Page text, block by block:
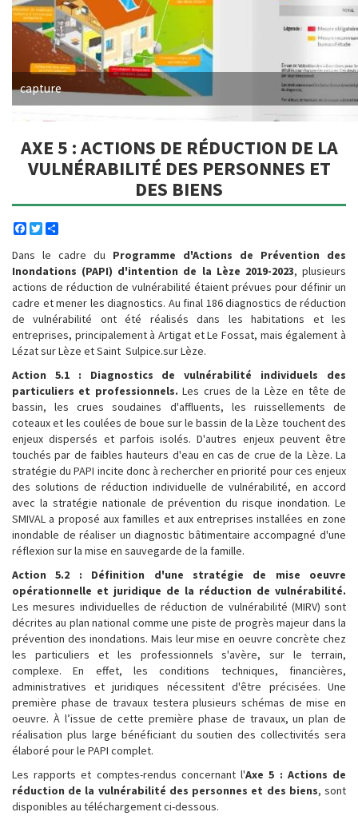
capture
AXE 5 : ACTIONS DE RÉDUCTION DE LA
VULNÉRABILITÉ DES PERSONNES ET
DES BIENS
Facebook
Twitter
Dans le cadre du Programme d'Actions de Prévention des
Inondations (PAPI) d'intention de la Lèze 2019-2023, plusieurs
actions de réduction de vulnérabilité étaient prévues pour définir un
cadre et mener les diagnostics. Au final 186 diagnostics de réduction
de vulnérabilité ont été réalisés dans les habitations et les
entreprises, principalement à Artigat et Le Fossat, mais également à
Lézat sur Lèze et Saint Sulpice.sur Lèze.
Action 5.1 : Diagnostics de vulnérabilité individuels des
particuliers et professionnels. Les crues de la Lèze en tête de
bassin, les crues soudaines d'affluents, les ruissellements de
coteaux et les coulées de boue sur le bassin de la Lèze touchent des
enjeux dispersés et parfois isolés. D'autres enjeux peuvent être
touchés par de faibles hauteurs d'eau en cas de crue de la Lèze. La
stratégie du PAPI incite donc à rechercher en priorité pour ces enjeux
des solutions de réduction individuelle de vulnérabilité, en accord
avec la stratégie nationale de prévention du risque inondation. Le
SMIVAL a proposé aux familles et aux entreprises installées en zone
inondable de réaliser un diagnostic bâtimentaire accompagné d'une
réflexion sur la mise en sauvegarde de la famille.
Action 5.2 : Définition d'une stratégie de mise oeuvre
opérationnelle et juridique de la réduction de vulnérabilité.
Les mesures individuelles de réduction de vulnérabilité (MIRV) sont
décrites au plan national comme une piste de progrès majeur dans la
prévention des inondations. Mais leur mise en oeuvre concrète chez
les particuliers et les professionnels s'avère, sur le terrain,
complexe. En effet, les conditions techniques, financières,
administratives et juridiques nécessitent d'être précisées. Une
première phase de travaux testera plusieurs schémas de mise en
oeuvre. À l’issue de cette première phase de travaux, un plan de
réalisation plus large bénéficiant du soutien des collectivités sera
élaboré pour le PAPI complet.
Les rapports et comptes-rendus concernant l'Axe 5 : Actions de
réduction de la vulnérabilité des personnes et des biens, sont
disponibles au téléchargement ci-dessous.